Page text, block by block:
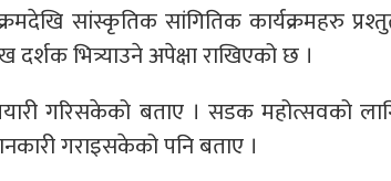
सांस्कृतिक सांगितिक कार्यक्रमहरु
भित्र्याउने अपेक्षा राखिएको छ ।
गरिसकेको बताए । सडक महोत्सवको
गराइसकेको पनि बताए ।